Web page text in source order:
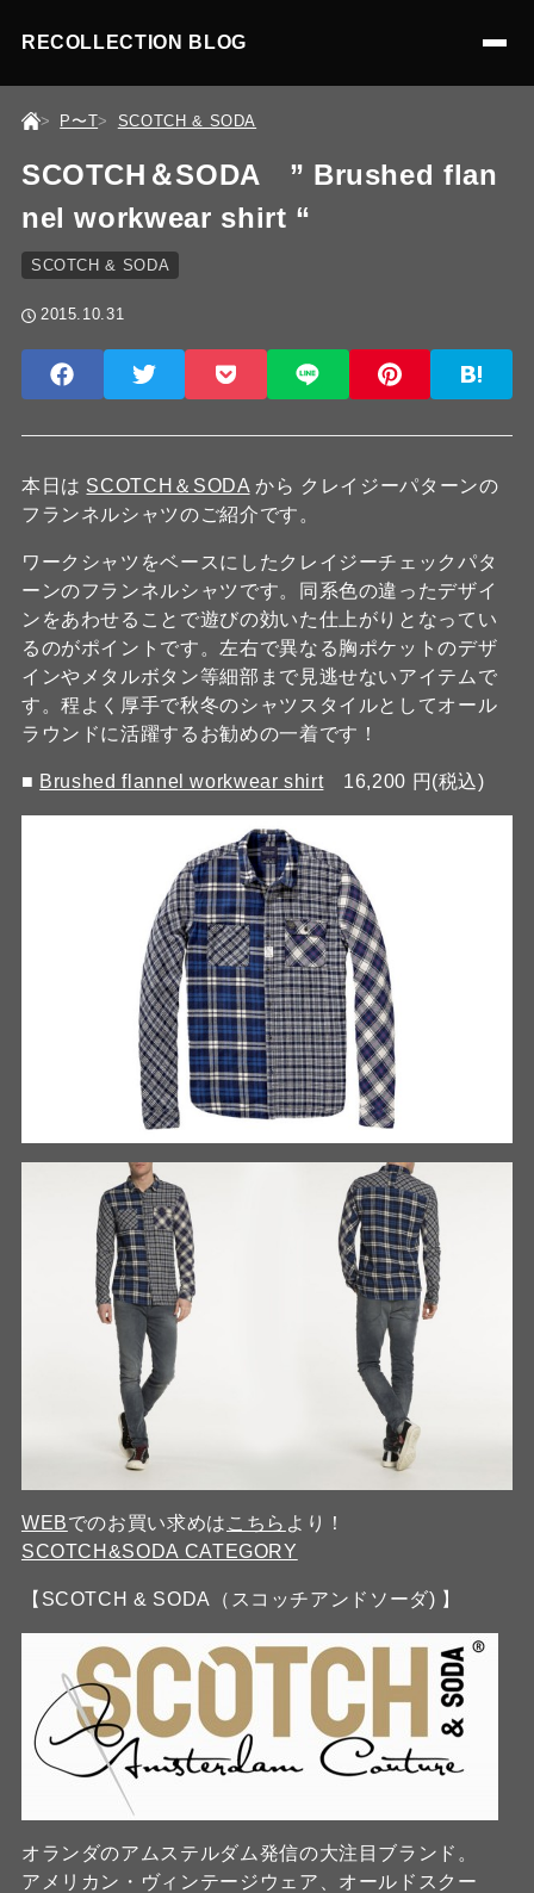
RECOLLECTION BLOG
P〜T SCOTCH & SODA
SCOTCH＆SODA ” Brushed flan
nel workwear shirt “
SCOTCH & SODA
2015.10.31
本日は SCOTCH＆SODA から クレイジーパターンの
フランネルシャツのご紹介です。
ワークシャツをベースにしたクレイジーチェックパタ
ーンのフランネルシャツです。同系色の違ったデザイ
ンをあわせることで遊びの効いた仕上がりとなってい
るのがポイントです。左右で異なる胸ポケットのデザ
インやメタルボタン等細部まで見逃せないアイテムで
す。程よく厚手で秋冬のシャツスタイルとしてオール
ラウンドに活躍するお勧めの一着です！
■ Brushed flannel workwear shirt16,200 円(税込)
WEBでのお買い求めは こちら より！
SCOTCH&SODA CATEGORY
【SCOTCH & SODA（スコッチアンドソーダ) 】
オランダのアムステルダム発信の大注目ブランド。
アメリカン・ヴィンテージウェア、オールドスクー